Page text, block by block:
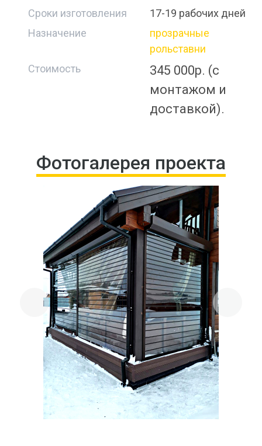
Сроки изготовления
17-19 рабочих дней
Назначение
прозрачные
рольставни
Стоимость
345 000р. (с
монтажом и
доставкой).
Фотогалерея проекта
Previous